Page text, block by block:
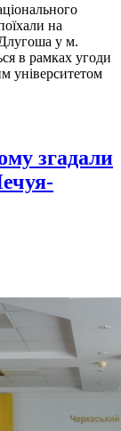
на
у м.
в рамках угоди
університетом
згадали